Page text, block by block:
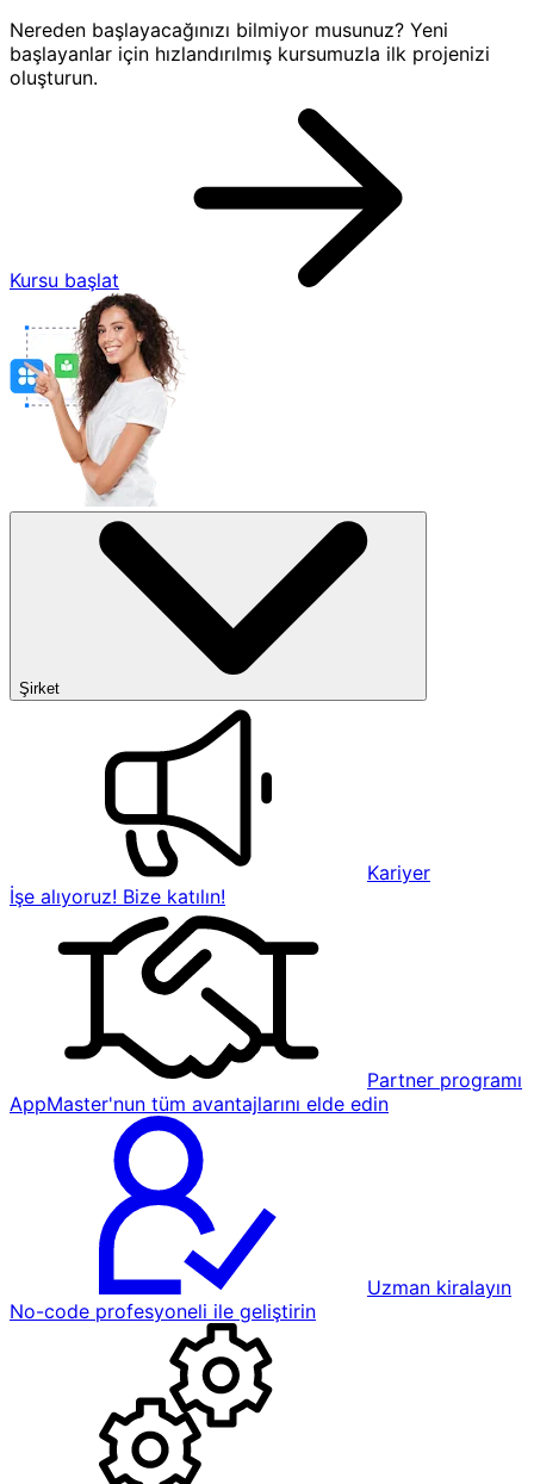
Nereden başlayacağınızı bilmiyor musunuz? Yeni
başlayanlar için hızlandırılmış kursumuzla ilk projenizi
oluşturun.
Kursu başlat
Şirket
Kariyer
İşe alıyoruz! Bize katılın!
Partner programı
AppMaster'nun tüm avantajlarını elde edin
Uzman kiralayın
No-code profesyoneli ile geliştirin